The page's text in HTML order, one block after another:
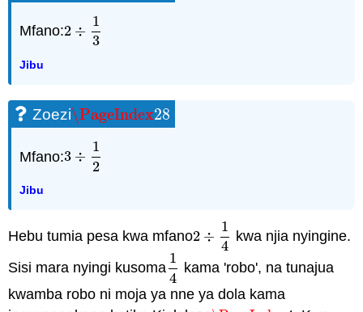
Mfano:2 ÷
1
3
2 ÷1 3
Jibu
Zoezi\PageIndex28
\PageIndex28
Mfano:3 ÷
1
2
3 ÷1 2
Jibu
Hebu tumia pesa kwa mfano2 ÷
1
4
2 ÷1 4
kwa njia nyingine.
Sisi mara nyingi kusoma
1
4
14 kama 'robo', na tunajua
kwamba robo ni moja ya nne ya dola kama